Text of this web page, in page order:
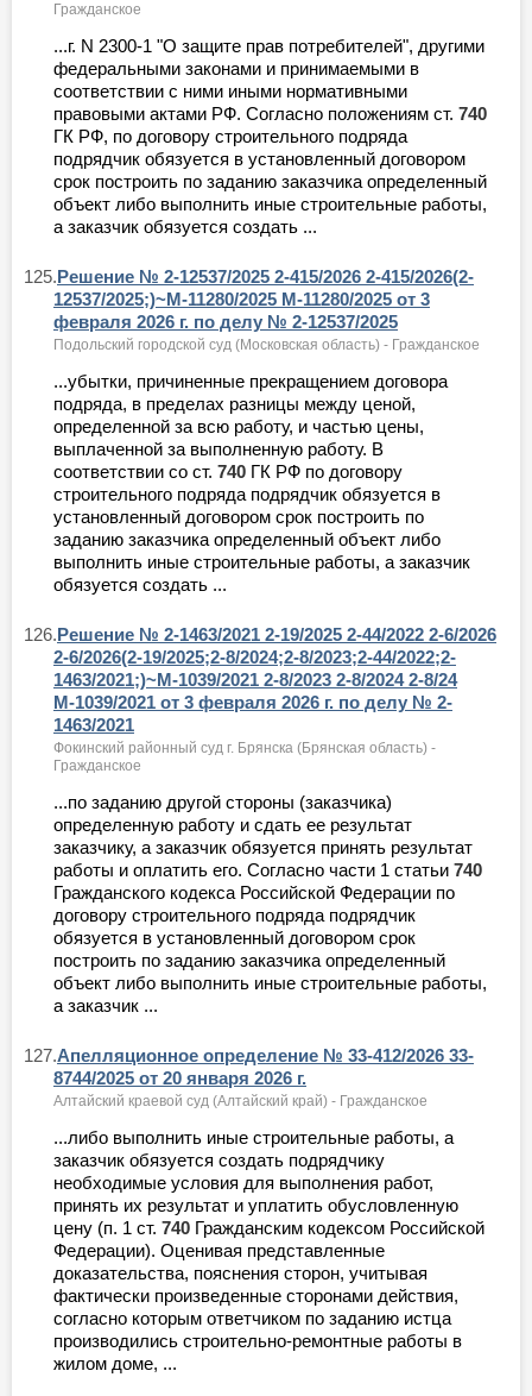
Гражданское
...г. N 2300-1 "О защите прав потребителей", другими
федеральными законами и принимаемыми в
соответствии с ними иными нормативными
правовыми актами РФ. Согласно положениям ст. 740
ГК РФ, по договору строительного подряда
подрядчик обязуется в установленный договором
срок построить по заданию заказчика определенный
объект либо выполнить иные строительные работы,
а заказчик обязуется создать ...
125.Решение № 2-12537/2025 2-415/2026 2-415/2026(2-
12537/2025;)~М-11280/2025 М-11280/2025 от 3
февраля 2026 г. по делу № 2-12537/2025
Подольский городской суд (Московская область) - Гражданское
...убытки, причиненные прекращением договора
подряда, в пределах разницы между ценой,
определенной за всю работу, и частью цены,
выплаченной за выполненную работу. В
соответствии со ст. 740 ГК РФ по договору
строительного подряда подрядчик обязуется в
установленный договором срок построить по
заданию заказчика определенный объект либо
выполнить иные строительные работы, а заказчик
обязуется создать ...
126.Решение № 2-1463/2021 2-19/2025 2-44/2022 2-6/2026
2-6/2026(2-19/2025;2-8/2024;2-8/2023;2-44/2022;2-
1463/2021;)~М-1039/2021 2-8/2023 2-8/2024 2-8/24
М-1039/2021 от 3 февраля 2026 г. по делу № 2-
1463/2021
Фокинский районный суд г. Брянска (Брянская область) -
Гражданское
...по заданию другой стороны (заказчика)
определенную работу и сдать ее результат
заказчику, а заказчик обязуется принять результат
работы и оплатить его. Согласно части 1 статьи 740
Гражданского кодекса Российской Федерации по
договору строительного подряда подрядчик
обязуется в установленный договором срок
построить по заданию заказчика определенный
объект либо выполнить иные строительные работы,
а заказчик ...
127.Апелляционное определение № 33-412/2026 33-
8744/2025 от 20 января 2026 г.
Алтайский краевой суд (Алтайский край) - Гражданское
...либо выполнить иные строительные работы, а
заказчик обязуется создать подрядчику
необходимые условия для выполнения работ,
принять их результат и уплатить обусловленную
цену (п. 1 ст. 740 Гражданским кодексом Российской
Федерации). Оценивая представленные
доказательства, пояснения сторон, учитывая
фактически произведенные сторонами действия,
согласно которым ответчиком по заданию истца
производились строительно-ремонтные работы в
жилом доме, ...